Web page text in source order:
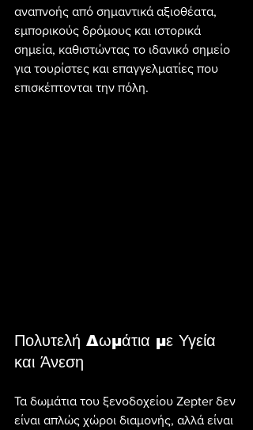
αναπνοής από σημαντικά αξιοθέατα,
εμπορικούς δρόμους και ιστορικά
σημεία, καθιστώντας το ιδανικό σημείο
για τουρίστες και επαγγελματίες που
επισκέπτονται την πόλη.
Πολυτελή Δωμάτια με Υγεία
και Άνεση
Τα δωμάτια του ξενοδοχείου Zepter δεν
είναι απλώς χώροι διαμονής, αλλά είναι